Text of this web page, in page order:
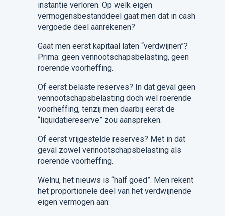
instantie verloren. Op welk eigen
vermogensbestanddeel gaat men dat in cash
vergoede deel aanrekenen?
Gaat men eerst kapitaal laten “verdwijnen”?
Prima: geen vennootschapsbelasting, geen
roerende voorheffing.
Of eerst belaste reserves? In dat geval geen
vennootschapsbelasting doch wel roerende
voorheffing, tenzij men daarbij eerst de
“liquidatiereserve” zou aanspreken.
Of eerst vrijgestelde reserves? Met in dat
geval zowel vennootschapsbelasting als
roerende voorheffing.
Welnu, het nieuws is “half goed”. Men rekent
het proportionele deel van het verdwijnende
eigen vermogen aan: